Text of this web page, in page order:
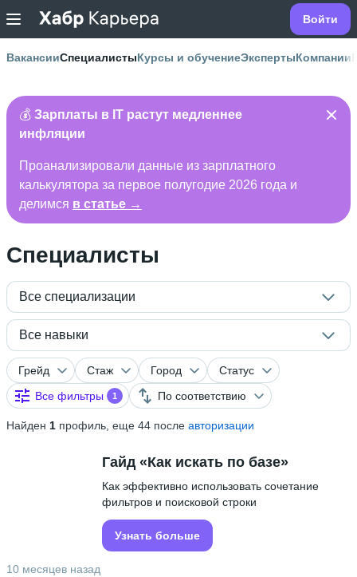
Войти
ВакансииСпециалистыКурсы и обучениеЭкспертыКомпании
💰 Зарплаты в IT растут медленнее
инфляции
Проанализировали данные из зарплатного
калькулятора за первое полугодие 2026 года и
делимся в статье →
Специалисты
Все специализации
Все навыки
Грейд Стаж Город
Статус
Все фильтры
1 По соответствию
Найден 1 профиль, еще 44 после авторизации
Гайд «Как искать по базе»
Как эффективно использовать сочетание
фильтров и поисковой строки
Узнать больше
10 месяцев назад